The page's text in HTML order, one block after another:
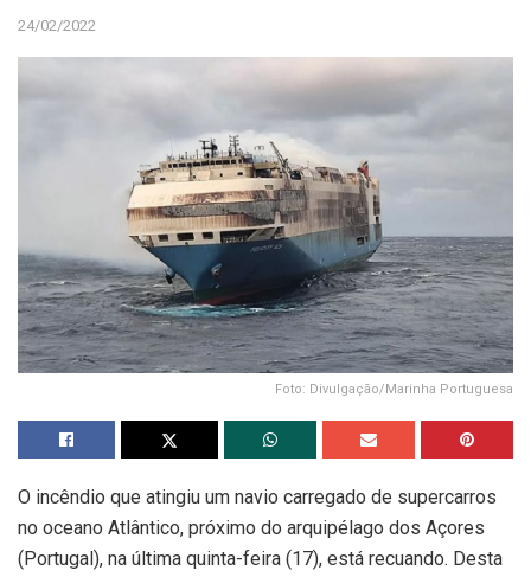
24/02/2022
Foto: Divulgação/Marinha Portuguesa
O incêndio que atingiu um navio carregado de supercarros
no oceano Atlântico, próximo do arquipélago dos Açores
(Portugal), na última quinta-feira (17), está recuando. Desta